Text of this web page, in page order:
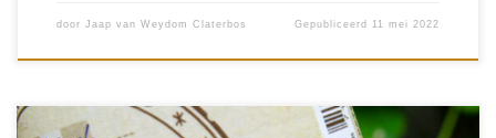
door Jaap van Weydom Claterbos Gepubliceerd 11 mei 2022